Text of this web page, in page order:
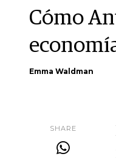
Cómo
Emma Waldman
SHARE